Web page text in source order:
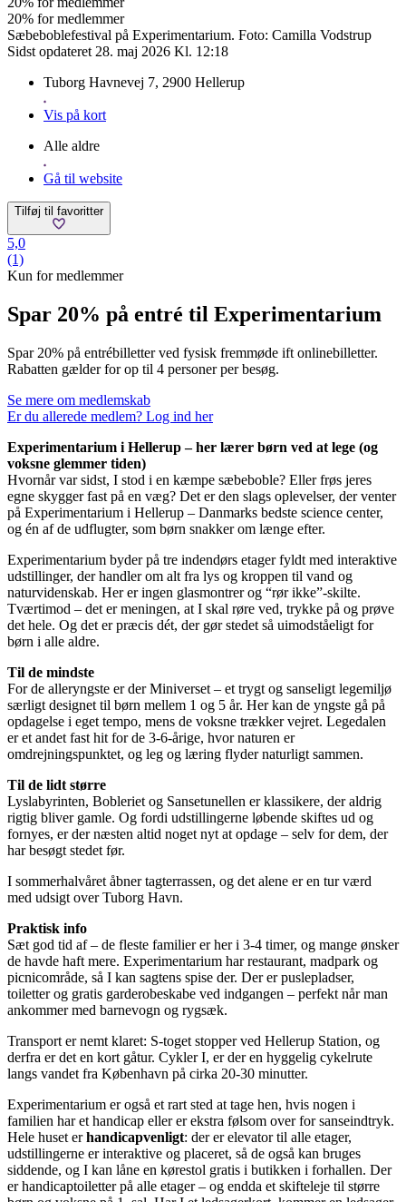
20% for medlemmer
Sæbeboblefestival på Experimentarium. Foto: Camilla Vodstrup
Sidst opdateret 28. maj 2026 Kl. 12:18
Tuborg Havnevej 7, 2900 Hellerup
Vis på kort
Alle aldre
Gå til website
Tilføj til favoritter
5,0
(1)
Kun for medlemmer
Spar 20% på entré til Experimentarium
Spar 20% på entrébilletter ved fysisk fremmøde ift onlinebilletter.
Rabatten gælder for op til 4 personer per besøg.
Se mere om medlemskab
Er du allerede medlem? Log ind her
Experimentarium i Hellerup – her lærer børn ved at lege (og
voksne glemmer tiden)
Hvornår var sidst, I stod i en kæmpe sæbeboble? Eller frøs jeres
egne skygger fast på en væg? Det er den slags oplevelser, der venter
på Experimentarium i Hellerup – Danmarks bedste science center,
og én af de udflugter, som børn snakker om længe efter.
Experimentarium byder på tre indendørs etager fyldt med interaktive
udstillinger, der handler om alt fra lys og kroppen til vand og
naturvidenskab. Her er ingen glasmontrer og “rør ikke”-skilte.
Tværtimod – det er meningen, at I skal røre ved, trykke på og prøve
det hele. Og det er præcis dét, der gør stedet så uimodståeligt for
børn i alle aldre.
Til de mindste
For de alleryngste er der Miniverset – et trygt og sanseligt legemiljø
særligt designet til børn mellem 1 og 5 år. Her kan de yngste gå på
opdagelse i eget tempo, mens de voksne trækker vejret. Legedalen
er et andet fast hit for de 3-6-årige, hvor naturen er
omdrejningspunktet, og leg og læring flyder naturligt sammen.
Til de lidt større
Lyslabyrinten, Bobleriet og Sansetunellen er klassikere, der aldrig
rigtig bliver gamle. Og fordi udstillingerne løbende skiftes ud og
fornyes, er der næsten altid noget nyt at opdage – selv for dem, der
har besøgt stedet før.
I sommerhalvåret åbner tagterrassen, og det alene er en tur værd
med udsigt over Tuborg Havn.
Praktisk info
Sæt god tid af – de fleste familier er her i 3-4 timer, og mange ønsker
de havde haft mere. Experimentarium har restaurant, madpark og
picnicområde, så I kan sagtens spise der. Der er puslepladser,
toiletter og gratis garderobeskabe ved indgangen – perfekt når man
ankommer med barnevogn og rygsæk.
Transport er nemt klaret: S-toget stopper ved Hellerup Station, og
derfra er det en kort gåtur. Cykler I, er der en hyggelig cykelrute
langs vandet fra København på cirka 20-30 minutter.
Experimentarium er også et rart sted at tage hen, hvis nogen i
familien har et handicap eller er ekstra følsom over for sanseindtryk.
Hele huset erhandicapvenligt: der er elevator til alle etager,
udstillingerne er interaktive og placeret, så de også kan bruges
siddende, og I kan låne en kørestol gratis i butikken i forhallen. Der
er handicaptoiletter på alle etager – og endda et skifteleje til større